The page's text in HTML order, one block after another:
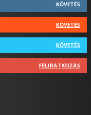
KÖVETÉS
KÖVETÉS
KÖVETÉS
FELIRATKOZÁS